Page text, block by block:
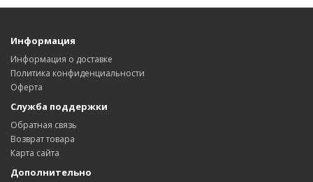
Информация
Информация о доставке
Политика конфиденциальности
Оферта
Служба поддержки
Обратная связь
Возврат товара
Карта сайта
Дополнительно